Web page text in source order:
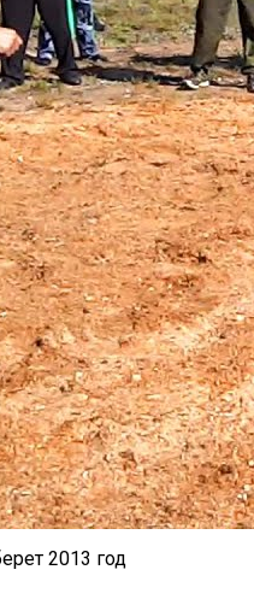
2013 год